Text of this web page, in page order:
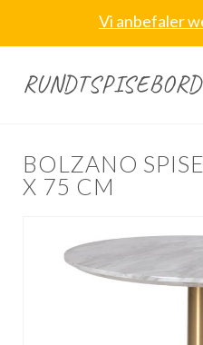
Vi anbefaler
BOLZANO
X 75 CM